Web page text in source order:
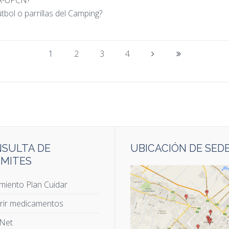
o parrillas del Camping?
1 2 3 4
DE
Plan Cuidar
medicamentos
UBICACIÓN DE